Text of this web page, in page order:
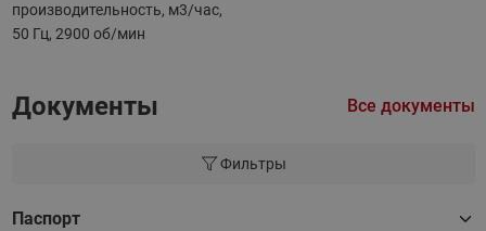
производительность, м3/час,
50 Гц, 2900 об/мин
Документы Все документы
Фильтры
Паспорт